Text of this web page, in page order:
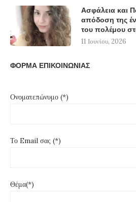
Ασφάλεια και
απόδοση της
του πολέμου
11 Ιουνίου, 2026
ΦΟΡΜΑ ΕΠΙΚΟΙΝΩΝΙΑΣ
Ονοματεπώνυμο (*)
Το Email σας (*)
Θέμα(*)